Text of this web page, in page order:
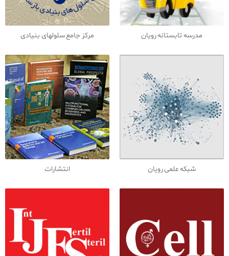
مدرسه تابستانه رویان مرکز جامع سلو‌لهای بنیادی
شبکه علمی رویان انتشارات